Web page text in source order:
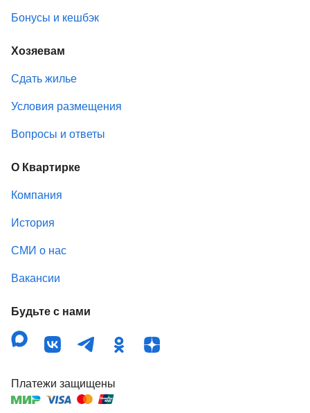
Бонусы и кешбэк
Хозяевам
Сдать жилье
Условия размещения
Вопросы и ответы
О Квартирке
Компания
История
СМИ о нас
Вакансии
Будьте с нами
Платежи защищены